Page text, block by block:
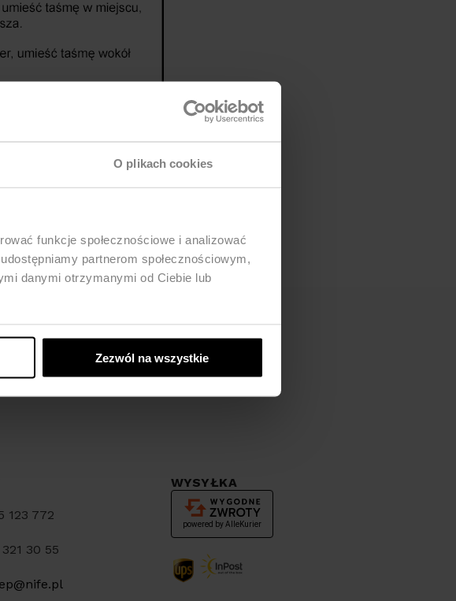
O plikach cookies
funkcje społecznościowe i analizować
partnerom społecznościowym,
danymi otrzymanymi od Ciebie lub
Zezwól na wszystkie
123 772
30 55
WYSYŁKA